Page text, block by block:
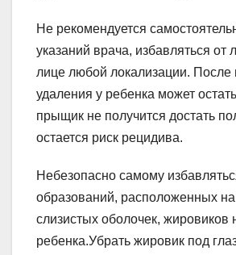
Не рекомендуется
указаний врача, избавляться от
лице любой локализации. После
удаления у ребенка может
прыщик не получится достать
остается риск рецидива.
Небезопасно самому
образований, расположенных
слизистых оболочек, жировиков
ребенка.Убрать жировик под